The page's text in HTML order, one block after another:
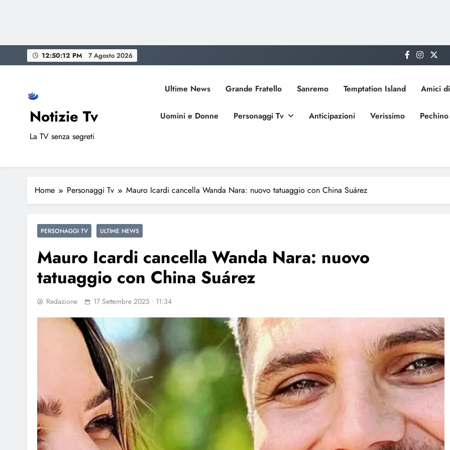
to
12:50:13 PM 7 Agosto 2026
Notizie Tv
La TV senza segreti
Ultime News Grande Fratello Sanremo Temptation Island Amici
Uomini e Donne Personaggi Tv Anticipazioni Verissimo
Home Personaggi Tv Mauro Icardi cancella Wanda Nara: nuovo tatuaggio con China Suárez
PERSONAGGI TV ULTIME NEWS
Mauro Icardi cancella Wanda Nara: nuovo
tatuaggio con China Suárez
Redazione 17 Settembre 2025 • 11:34